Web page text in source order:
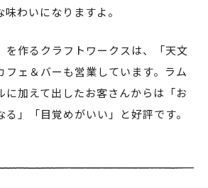
わいになりますよ。
を作るクラフトワークスは、「天文
フェ＆バーも営業しています。ラム
に加えて出したお客さんからは「お
」「目覚めがいい」と好評です。